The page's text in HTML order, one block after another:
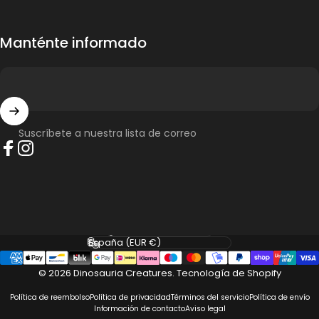
Manténte informado
Suscríbete a nuestra lista de correo
© 2026 Dinosauria Creatures. Tecnología de Shopify
Política de reembolsoPolítica de privacidadTérminos del servicioPolítica de envío
Información de contactoAviso legal
Idioma
País/región